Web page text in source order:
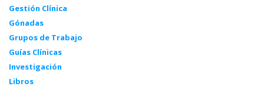
Gestión Clínica
Gónadas
Grupos de Trabajo
Guías Clínicas
Investigación
Libros